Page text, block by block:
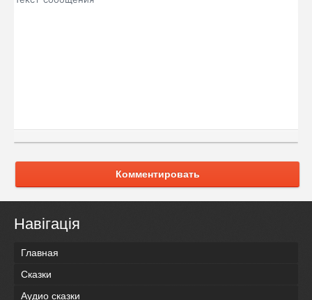
Комментировать
Навігація
Главная
Сказки
Аудио сказки